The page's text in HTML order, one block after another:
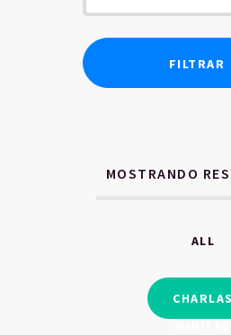
MOSTRANDO
ALL
CHARLAS